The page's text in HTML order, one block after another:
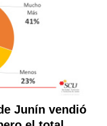
Junín vendió